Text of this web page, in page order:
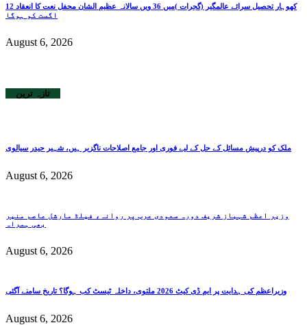
کھوہار تحصیل سرائے عالمگیر (گجرات )میں 36 ویں سالانہ عظیم الشان محفل نعت کا انعقاد 12
اگست کو ہوگا
August 6, 2026
تازہ ترین
ملک کو درپیش مسائل کے حل کے لیے فوری اور جامع اصلاحات ناگزیر ہیں، شہیر حیدر سیالوی
August 6, 2026
وزیر اعظم شہباز شریف دورہ سعودی عرب پر روانہ، فیلڈ مارشل عاصم منیر
بھی ہمراہ
August 6, 2026
وزیراعظم کی ہدایت پر ایم ڈی کیٹ 2026 ملتوی، داخلہ ٹیسٹ کب ہوگا؟ تاریخ سامنے آگئی
August 6, 2026